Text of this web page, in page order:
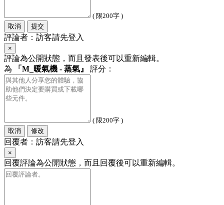
( 限200字 )
取消
提交
評論者：訪客請先登入
×
評論為公開狀態，而且發表後可以重新編輯。
為
「M_暖氣機 - 蒸氣』 評分：
( 限200字 )
取消
修改
回覆者：訪客請先登入
×
回覆評論為公開狀態，而且回覆後可以重新編輯。